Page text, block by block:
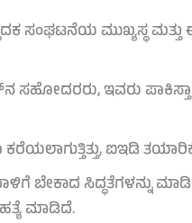
ಮುಖ್ಯಸ್ಥ ಮತ್ತು
ಇವರು
ಐಇಡಿ
ಸಿದ್ಧತೆಗಳನ್ನು
ಮಾಡಿದೆ.